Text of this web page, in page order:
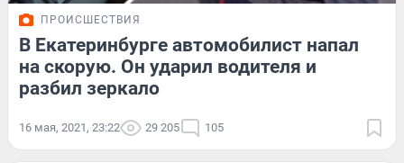
ПРОИСШЕСТВИЯ
В Екатеринбурге автомобилист напал
на скорую. Он ударил водителя и
разбил зеркало
16 мая, 2021, 23:22 29 205 105